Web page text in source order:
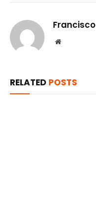
Francisco
Website
RELATED POSTS